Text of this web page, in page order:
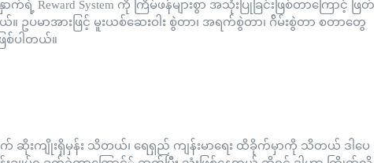
Reward System ကို ကြိမ်ဖန်များစွာ အသုံးပြုခြင်းဖြစ်တာကြောင့် ဖြတ်
ပမာအားဖြင့် မူးယစ်ဆေးဝါး စွဲတာ၊ အရက်စွဲတာ၊ ဂ်ိမ်းစွဲတာ စတာတွေ
စ်ပါတယ်။
းကျိုးရှိမှန်း သိတယ်၊ ရေရှည် ကျန်းမာရေး ထိခိုက်မှာကို သိတယ် ဒါပေ